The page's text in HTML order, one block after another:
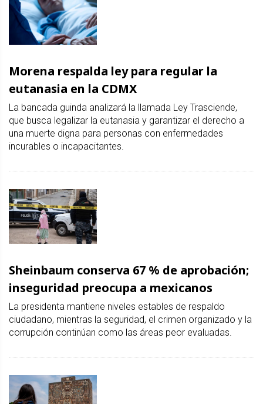
Morena respalda ley para regular la
eutanasia en la CDMX
La bancada guinda analizará la llamada Ley Trasciende,
que busca legalizar la eutanasia y garantizar el derecho a
una muerte digna para personas con enfermedades
incurables o incapacitantes.
Sheinbaum conserva 67 % de aprobación;
inseguridad preocupa a mexicanos
La presidenta mantiene niveles estables de respaldo
ciudadano, mientras la seguridad, el crimen organizado y la
corrupción continúan como las áreas peor evaluadas.